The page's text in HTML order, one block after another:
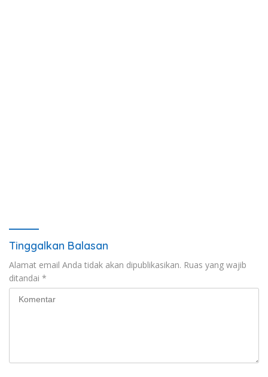
Tinggalkan Balasan
Alamat email Anda tidak akan dipublikasikan. Ruas yang wajib
ditandai *